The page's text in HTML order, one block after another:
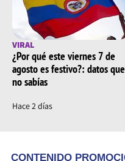
VIRAL
¿Por qué este viernes 7 de
agosto es festivo?: datos que
no sabías
Hace 2 días